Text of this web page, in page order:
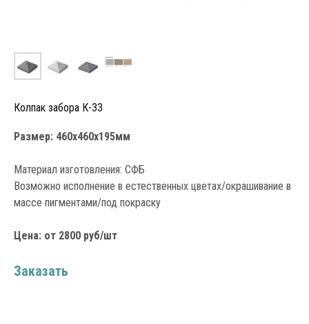
Колпак забора К-33
Размер: 460х460х195мм
Материал изготовления: СФБ
Возможно исполнение в естественных цветах/окрашивание в
массе пигментами/под покраску
Цена: от 2800 руб/шт
Заказать